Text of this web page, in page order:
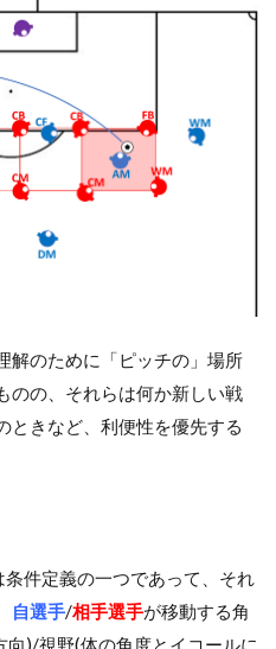
解のために「ピッチの」場所
のの、それらは何か新しい戦
ときなど、利便性を優先する
件定義の一つであって、それ
自選手/相手選手が移動する角
)/視野(体の角度とイコールに